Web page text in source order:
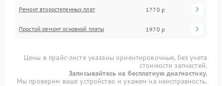
Ремонт второстепенных плат 1770 р
Простой ремонт основной платы 1970 р
Цены в прайс-листе указаны ориентировочные, без учета
стоимости запчастей.
Записывайтесь на бесплатную диагностику.
Мы проверим ваше устройство и укажем на неисправность.